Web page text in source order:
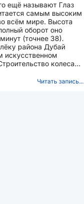
ещё называют Глаз
самым высоким
всём мире. Высота
оборот оно
(точнее 38).
района Дубай
искусственном
колеса
Читать запись...